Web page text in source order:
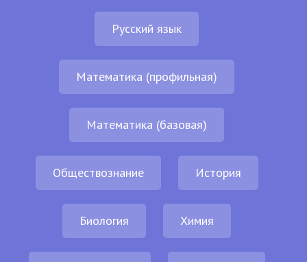
Русский язык
Математика (профильная)
Математика (базовая)
Обществознание История
Биология Химия